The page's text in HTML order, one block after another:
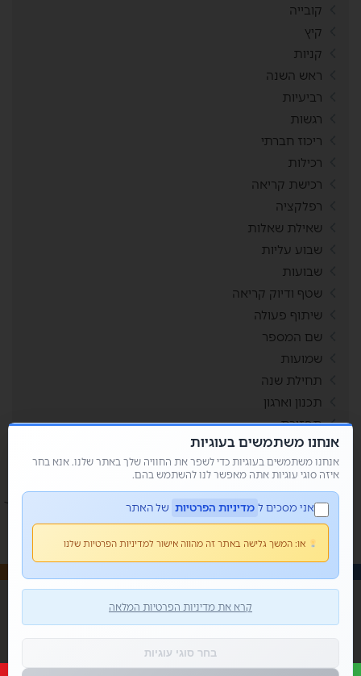
קובייה
קיץ
קניות
ראש השנה
רביעיות
רגשות
ריכוז חברתי
רכילות
רכישת קריאה
רפלקציה
שאילת שאלות
שבוע עליות
שבועות
שטף ודיוק קריאה
שיתוף פעולה
שם המספר
שמועות
תחילת שנה
תכנון וארגון
תפזורת
תשבצים
© כל הזכויות שמורות 2026 • מור קנדי - פשוט למשחק
אנחנו משתמשים בעוגיות
אנחנו משתמשים בעוגיות כדי לשפר את החוויה שלך באתר שלנו. אנא בחר
איזה סוגי עוגיות אתה מאפשר לנו להשתמש בהם.
אני מסכים ל מדיניות הפרטיות של האתר
או: המשך גלישה באתר זה מהווה אישור למדיניות הפרטיות שלנו
קרא את מדיניות הפרטיות המלאה
בחר סוגי עוגיות